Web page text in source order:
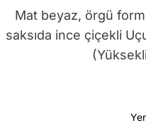
Mat beyaz, örgü
saksıda ince çiçekli